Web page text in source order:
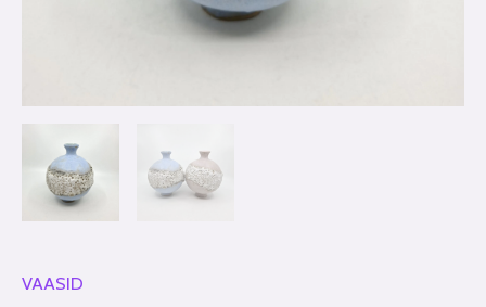
VAASID